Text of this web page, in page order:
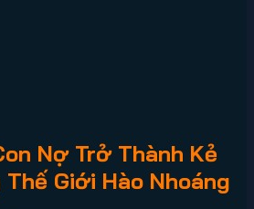
Nợ Trở Thành Kẻ
Thế Giới Hào Nhoáng